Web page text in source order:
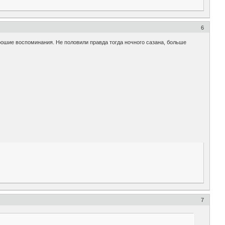
6
воспоминания. Не половили правда тогда ночного сазана, больше
7